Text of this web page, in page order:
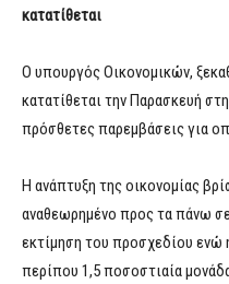
κατατίθεται
Ο υπουργός Οικονομικών,
κατατίθεται την Παρασκευή
πρόσθετες παρεμβάσεις για
Η ανάπτυξη της οικονομίας
αναθεωρημένο προς τα πάνω
εκτίμηση του προσχεδίου ενώ
περίπου 1,5 ποσοστιαία